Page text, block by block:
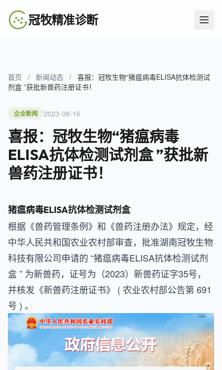
冠牧精准诊断
首页 / 新闻动态 / 喜报：冠牧生物“猪瘟病毒ELISA抗体检测试
剂盒 ”获批新兽药注册证书！
企业新闻 2023-08-16
喜报：冠牧生物“猪瘟病毒
ELISA抗体检测试剂盒 ”获批新
兽药注册证书！
猪瘟病毒ELISA抗体检测试剂盒
根据《兽药管理条例》和《兽药注册办法》规定，经
中华人民共和国农业农村部审查，批准湖南冠牧生物
科技有限公司申请的 “猪瘟病毒ELISA抗体检测试剂
盒 ” 为新兽药，证号为（2023）新兽药证字35号，
并核发《新兽药注册证书》 ( 农业农村部公告第 691
号 ) 。